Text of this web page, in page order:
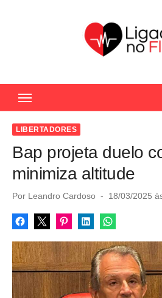
c
LIBERTADORES
Bap projeta duelo
minimiza altitude
Por Leandro Cardoso
P
s
t
d
o
n
18/03/2025